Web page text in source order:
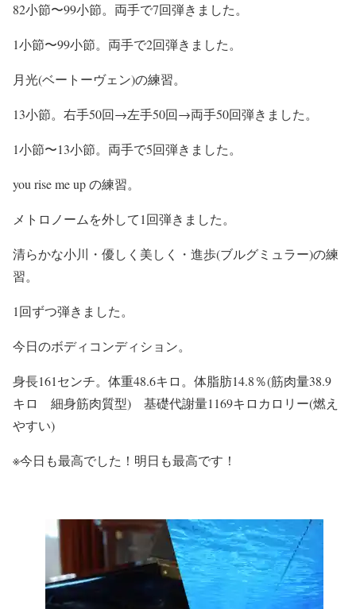
82小節〜99小節。両手で7回弾きました。
1小節〜99小節。両手で2回弾きました。
月光(ベートーヴェン)の練習。
13小節。右手50回→左手50回→両手50回弾きました。
1小節〜13小節。両手で5回弾きました。
you rise me up の練習。
メトロノームを外して1回弾きました。
清らかな小川・優しく美しく・進歩(ブルグミュラー)の練
習。
1回ずつ弾きました。
今日のボディコンディション。
身長161センチ。体重48.6キロ。体脂肪14.8％(筋肉量38.9
キロ 細身筋肉質型) 基礎代謝量1169キロカロリー(燃え
やすい)
※今日も最高でした！明日も最高です！